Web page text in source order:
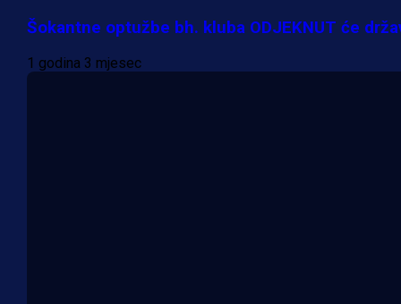
Šokantne optužbe bh. kluba ODJEKNUT će
1 godina 3 mjesec